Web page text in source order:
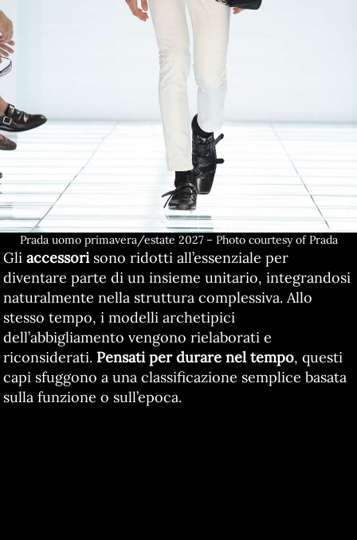
Prada uomo primavera/estate 2027 – Photo courtesy of Prada
Gli accessorisono ridotti all’essenziale per
diventare parte di un insieme unitario, integrandosi
naturalmente nella struttura complessiva. Allo
stesso tempo, i modelli archetipici
dell’abbigliamento vengono rielaborati e
riconsiderati. Pensati per durare nel tempo, questi
capi sfuggono a una classificazione semplice basata
sulla funzione o sull’epoca.